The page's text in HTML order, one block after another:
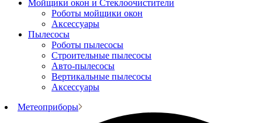
Мойщики окон и Стеклоочистители
Роботы мойщики окон
Аксессуары
Пылесосы
Роботы пылесосы
Строительные пылесосы
Авто-пылесосы
Вертикальные пылесосы
Аксессуары
Метеоприборы